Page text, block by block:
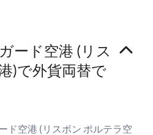
ード空港 (リス
)で外貨両替で
ド空港 (リスボン ポルテラ空